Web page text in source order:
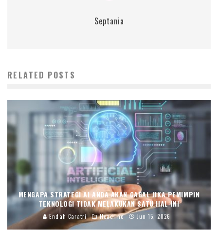
Septania
RELATED POSTS
MENGAPA STRATEGI AI ANDA AKAN GAGAL JIKA PEMIMPIN
TEKNOLOGI TIDAK MELAKUKAN SATU HAL INI
Endah Caratri Headline Jun 15, 2026